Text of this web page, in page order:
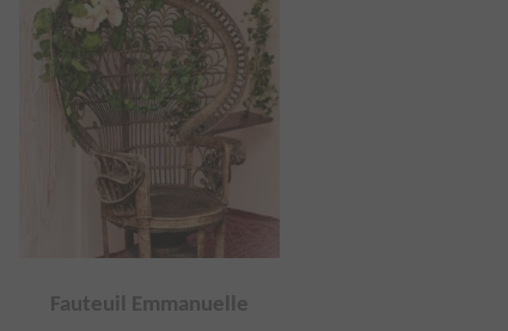
Fauteuil Emmanuelle